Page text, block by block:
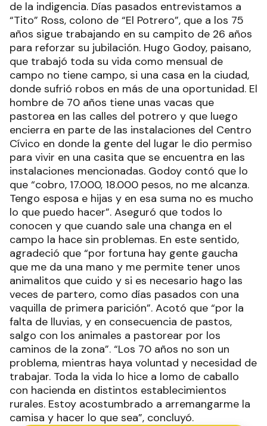
de la indigencia. Días pasados entrevistamos a
“Tito” Ross, colono de “El Potrero”, que a los 75
años sigue trabajando en su campito de 26 años
para reforzar su jubilación. Hugo Godoy, paisano,
que trabajó toda su vida como mensual de
campo no tiene campo, si una casa en la ciudad,
donde sufrió robos en más de una oportunidad. El
hombre de 70 años tiene unas vacas que
pastorea en las calles del potrero y que luego
encierra en parte de las instalaciones del Centro
Cívico en donde la gente del lugar le dio permiso
para vivir en una casita que se encuentra en las
instalaciones mencionadas. Godoy contó que lo
que “cobro, 17.000, 18.000 pesos, no me alcanza.
Tengo esposa e hijas y en esa suma no es mucho
lo que puedo hacer”. Aseguró que todos lo
conocen y que cuando sale una changa en el
campo la hace sin problemas. En este sentido,
agradeció que “por fortuna hay gente gaucha
que me da una mano y me permite tener unos
animalitos que cuido y si es necesario hago las
veces de partero, como días pasados con una
vaquilla de primera parición”. Acotó que “por la
falta de lluvias, y en consecuencia de pastos,
salgo con los animales a pastorear por los
caminos de la zona”. “Los 70 años no son un
problema, mientras haya voluntad y necesidad de
trabajar. Toda la vida lo hice a lomo de caballo
con hacienda en distintos establecimientos
rurales. Estoy acostumbrado a arremangarme la
camisa y hacer lo que sea”, concluyó.